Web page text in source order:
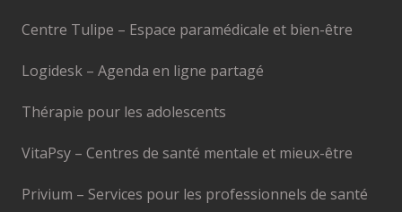
Centre Tulipe – Espace paramédicale et bien-être
Logidesk – Agenda en ligne partagé
Thérapie pour les adolescents
VitaPsy – Centres de santé mentale et mieux-être
Privium – Services pour les professionnels de santé